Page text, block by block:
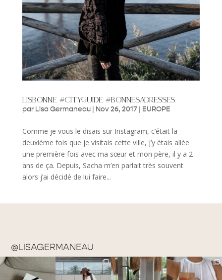
lisbonne #cityguide #bonnesadresses
par Lisa Germaneau| Nov 26, 2017| EUROPE
Comme je vous le disais sur Instagram, c’était la
deuxième fois que je visitais cette ville, j’y étais allée
une première fois avec ma sœur et mon père, il y a 2
ans de ça. Depuis, Sacha m’en parlait très souvent
alors j’ai décidé de lui faire...
@LISAGERMANEAU